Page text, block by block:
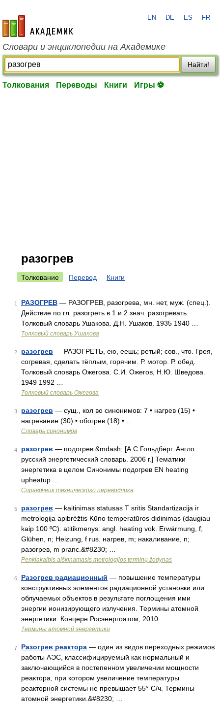
academic.ru
EN DE ES FR
Словари и энциклопедии на Академике
Найти!
Толкования Переводы Книги Игры ⚽
разогрев
Толкование Перевод Книги
1 РАЗОГРЕВ — РАЗОГРЕВ, разогрева, мн. нет, муж. (спец.).
Действие по гл. разогреть в 1 и 2 знач. разогревать.
Толковый словарь Ушакова. Д.Н. Ушаков. 1935 1940 …
Толковый словарь Ушакова
2 разогрев — РАЗОГРЕТЬ, ею, еешь; ретый; сов., что. Грея,
согревая, сделать тёплым, горячим. Р. мотор. Р. обед.
Толковый словарь Ожегова. С.И. Ожегов, Н.Ю. Шведова.
1949 1992 …
Толковый словарь Ожегова
3 разогрев — сущ., кол во синонимов: 7 • нагрев (15) •
нагревание (30) • обогрев (18) • …
Словарь синонимов
4 разогрев — подогрев &mdash; [А.С.Гольдберг. Англо
русский энергетический словарь. 2006 г.] Тематики
энергетика в целом Синонимы подогрев EN heating
upheatup …
Справочник технического переводчика
5 разогрев — kaitinimas statusas T sritis Standartizacija ir
metrologija apibrėžtis Kūno temperatūros didinimas (daugiau
kaip 100 ºC). atitikmenys: angl. heating vok. Erwärmung, f;
Glühen, n; Heizung, f rus. нагрев, m; накаливание, n;
разогрев, m pranc.&#8230; …
Penkiakalbis aiškinamasis metrologijos terminų žodynas
6 Разогрев радиационный — повышение температуры
конструктивных элементов радиационной установки или
облучаемых объектов в результате поглощения ими
энергии ионизирующего излучения. Термины атомной
энергетики. Концерн Росэнергоатом, 2010 …
Термины атомной энергетики
7 Разогрев реактора — один из видов переходных режимов
работы АЭС, классифицируемый как нормальный и
заключающийся в постепенном увеличении мощности
реактора, при котором увеличение температуры
реакторной системы не превышает 55° С/ч. Термины
атомной энергетики.&#8230; …